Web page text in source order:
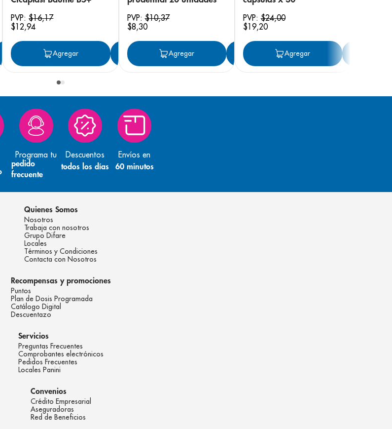
Agregar
PVP:$16,17
$12,94
Agregar Agregar
PVP:$10,37
$8,30
Agregar Agregar
PVP:$24,00
$19,20
Agregar
Programa tu
pedido
frecuente
Descuentos
todos los días
Envíos en
60 minutos
Quienes Somos
Nosotros
Trabaja con nosotros
Grupo Difare
Locales
Términos y Condiciones
Contacta con Nosotros
Recompensas y promociones
Puntos
Plan de Dosis Programada
Catálogo Digital
Descuentazo
Servicios
Preguntas Frecuentes
Comprobantes electrónicos
Pedidos Frecuentes
Locales Panini
Convenios
Crédito Empresarial
Aseguradoras
Red de Beneficios